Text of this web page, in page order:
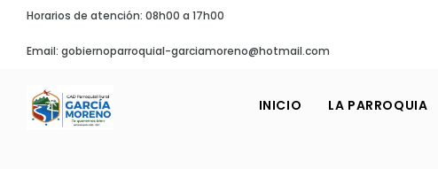
Horarios de atención: 08h00 a 17h00
Email: gobiernoparroquial-garciamoreno@hotmail.com
INICIO LA PARROQUIA